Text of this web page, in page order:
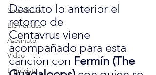
Soundtrack
Efemérides
Asesinato
Video
Entrevista
Descrito lo anterior el
retorno de
Centavrus viene
acompañado para esta
canción con Fermín (The